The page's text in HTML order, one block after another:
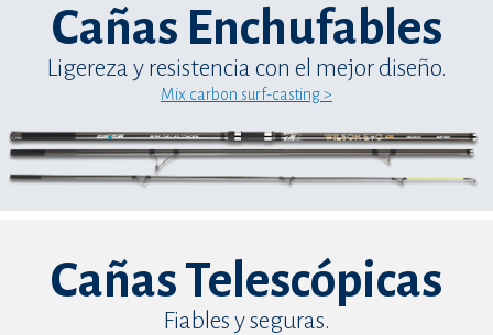
Cañas Enchufables
Ligereza y resistencia con el mejor diseño.
Mix carbon surf-casting >
Cañas Telescópicas
Fiables y seguras.